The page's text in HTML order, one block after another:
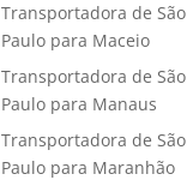
Transportadora de São
Paulo para Maceio
Transportadora de São
Paulo para Manaus
Transportadora de São
Paulo para Maranhão